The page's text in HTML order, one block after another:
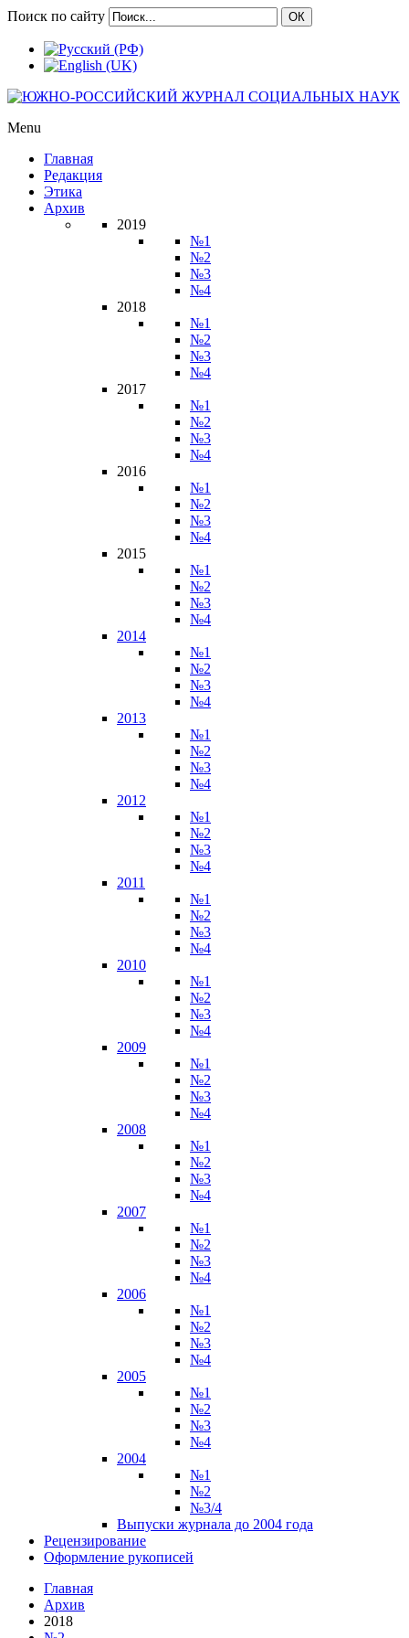
Поиск по сайту ОК
Menu
Главная
Редакция
Этика
Архив
2019
№1
№2
№3
№4
2018
№1
№2
№3
№4
2017
№1
№2
№3
№4
2016
№1
№2
№3
№4
2015
№1
№2
№3
№4
2014
№1
№2
№3
№4
2013
№1
№2
№3
№4
2012
№1
№2
№3
№4
2011
№1
№2
№3
№4
2010
№1
№2
№3
№4
2009
№1
№2
№3
№4
2008
№1
№2
№3
№4
2007
№1
№2
№3
№4
2006
№1
№2
№3
№4
2005
№1
№2
№3
№4
2004
№1
№2
№3/4
Выпуски журнала до 2004 года
Рецензирование
Оформление рукописей
Главная
Архив
2018